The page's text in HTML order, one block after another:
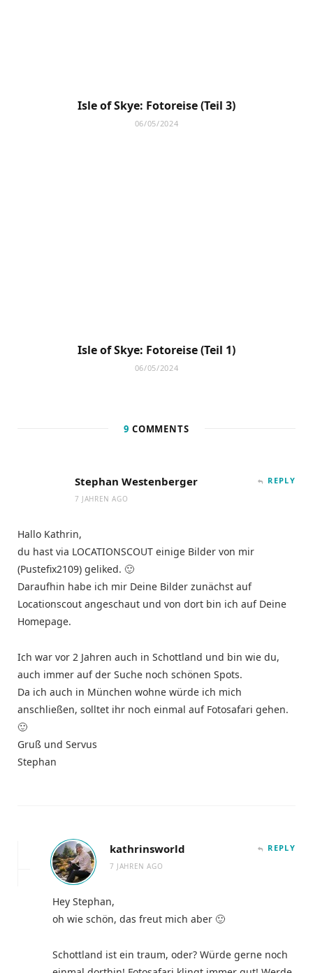
Isle of Skye: Fotoreise (Teil 3)
06/05/2024
Isle of Skye: Fotoreise (Teil 1)
06/05/2024
9 COMMENTS
Stephan Westenberger
7 JAHREN AGO
REPLY
Hallo Kathrin,
du hast via LOCATIONSCOUT einige Bilder von mir
(Pustefix2109) geliked. 🙂
Daraufhin habe ich mir Deine Bilder zunächst auf
Locationscout angeschaut und von dort bin ich auf Deine
Homepage.
Ich war vor 2 Jahren auch in Schottland und bin wie du,
auch immer auf der Suche noch schönen Spots.
Da ich auch in München wohne würde ich mich
anschließen, solltet ihr noch einmal auf Fotosafari gehen.
🙂
Gruß und Servus
Stephan
kathrinsworld
7 JAHREN AGO
REPLY
Hey Stephan,
oh wie schön, das freut mich aber 🙂
Schottland ist ein traum, oder? Würde gerne noch